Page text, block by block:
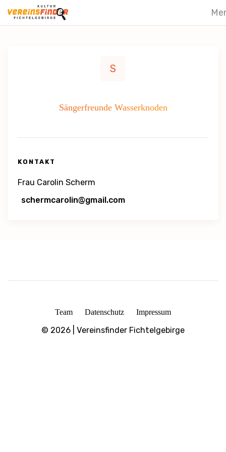
S
Sängerfreunde Wasserknoden
KONTAKT
Frau Carolin Scherm
Team Datenschutz Impressum
© 2026 | Vereinsfinder Fichtelgebirge